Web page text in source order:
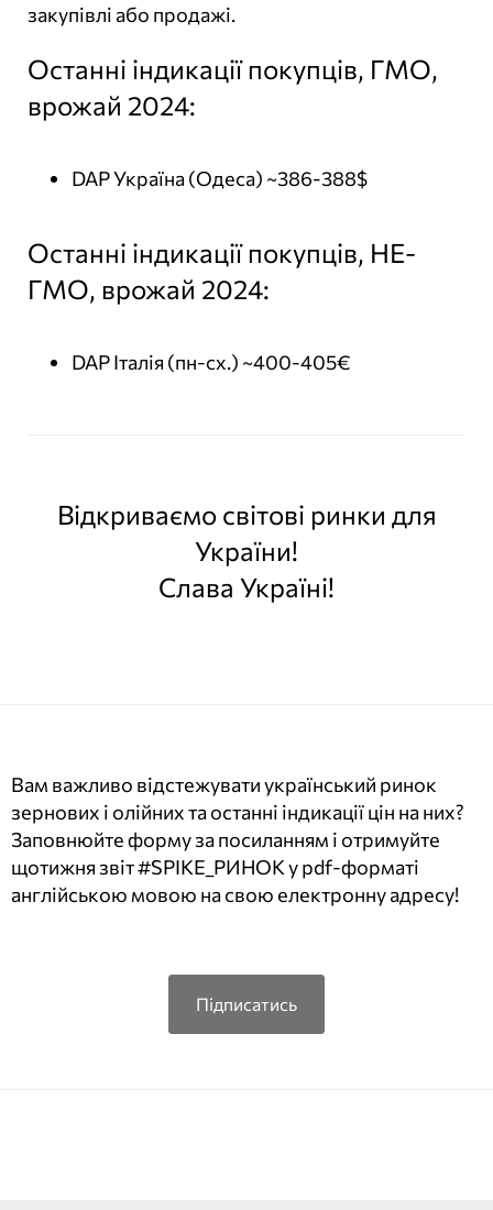
закупівлі або продажі.
Останні індикації покупців, ГМО,
врожай 2024:
DAP Україна (Одеса) ~386-388$
Останні індикації покупців, НЕ-
ГМО, врожай 2024:
DAP Італія (пн-сх.) ~400-405€
Відкриваємо світові ринки для
України!
Слава Україні!
Вам важливо відстежувати український ринок
зернових і олійних та останні індикації цін на них?
Заповнюйте форму за посиланням і отримуйте
щотижня звіт #SPIKE_РИНОК у pdf-форматі
англійською мовою на свою електронну адресу!
Підписатись